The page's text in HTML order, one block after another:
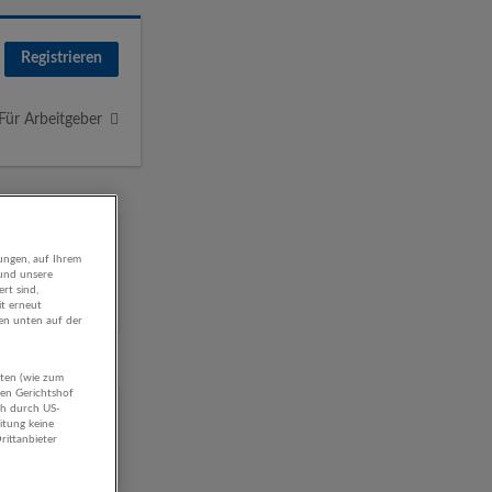
Registrieren
Für Arbeitgeber
auf Ihrem
unsere
sind,
erneut
unten auf der
(wie zum
Gerichtshof
durch US-
keine